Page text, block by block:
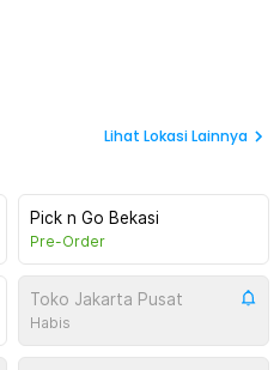
Lihat Lokasi Lainnya
Pick n Go Bekasi
Pre-Order
Toko Jakarta Pusat
Habis